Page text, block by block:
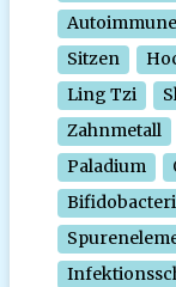
Sitzen
Ling Tzi
Zahnmetall
Paladium